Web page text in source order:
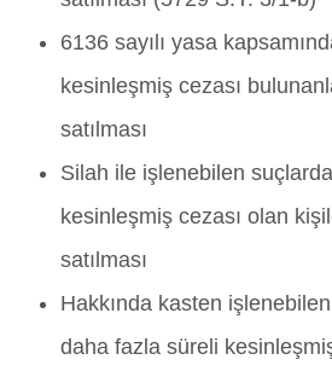
6136 sayılı yasa
kesinleşmiş cezası
satılması
Silah ile işlenebilen
kesinleşmiş cezası olan
satılması
Hakkında kasten
daha fazla süreli